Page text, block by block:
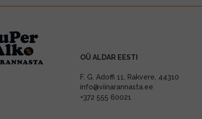
OÜ ALDAR EESTI
F. G. Adoffi 11, Rakvere, 44310
info@viinarannasta.ee
+372 555 60021